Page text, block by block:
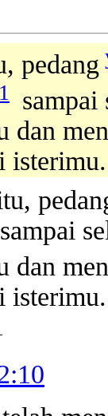
pedang
1
sampai
dan
isterimu.
dan
isterimu.